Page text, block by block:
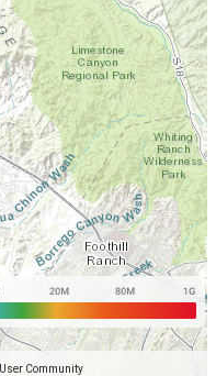
User Community